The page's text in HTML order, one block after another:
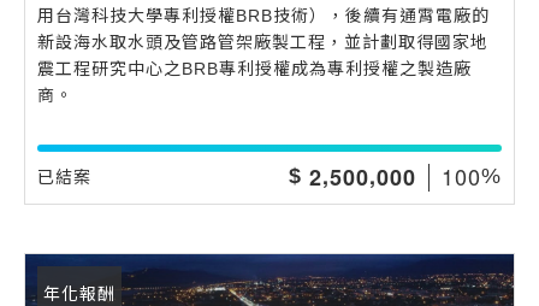
用台灣科技大學專利授權BRB技術），後續有通霄電廠的
新設海水取水頭及管路管架廠製工程，並計劃取得國家地
震工程研究中心之BRB專利授權成為專利授權之製造廠
商。
已結案 $ 2,500,000 100%
年化報酬